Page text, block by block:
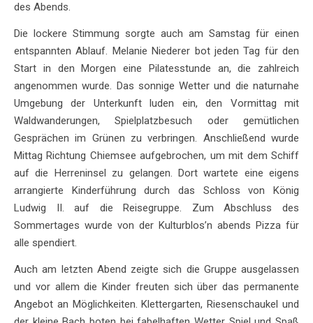
des Abends.
Die lockere Stimmung sorgte auch am Samstag für einen
entspannten Ablauf. Melanie Niederer bot jeden Tag für den
Start in den Morgen eine Pilatesstunde an, die zahlreich
angenommen wurde. Das sonnige Wetter und die naturnahe
Umgebung der Unterkunft luden ein, den Vormittag mit
Waldwanderungen, Spielplatzbesuch oder gemütlichen
Gesprächen im Grünen zu verbringen. Anschließend wurde
Mittag Richtung Chiemsee aufgebrochen, um mit dem Schiff
auf die Herreninsel zu gelangen. Dort wartete eine eigens
arrangierte Kinderführung durch das Schloss von König
Ludwig II. auf die Reisegruppe. Zum Abschluss des
Sommertages wurde von der Kulturblos’n abends Pizza für
alle spendiert.
Auch am letzten Abend zeigte sich die Gruppe ausgelassen
und vor allem die Kinder freuten sich über das permanente
Angebot an Möglichkeiten. Klettergarten, Riesenschaukel und